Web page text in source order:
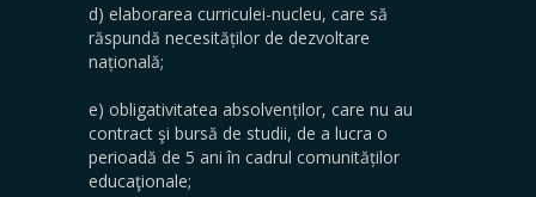
d) elaborarea curriculei-nucleu, care să
răspundă necesităților de dezvoltare
națională;
e) obligativitatea absolvenților, care nu au
contract şi bursă de studii, de a lucra o
perioadă de 5 ani în cadrul comunităților
educaţionale;